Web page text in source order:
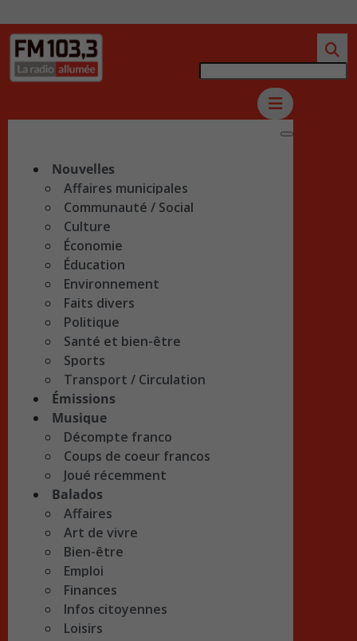
Nouvelles
Affaires municipales
Communauté / Social
Culture
Économie
Éducation
Environnement
Faits divers
Politique
Santé et bien-être
Sports
Transport / Circulation
Émissions
Musique
Décompte franco
Coups de coeur francos
Joué récemment
Balados
Affaires
Art de vivre
Bien-être
Emploi
Finances
Infos citoyennes
Loisirs